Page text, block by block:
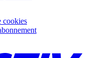
cookies